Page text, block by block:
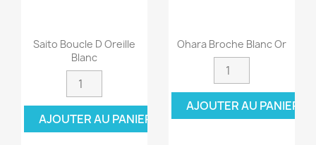
Saito Boucle D Oreille
Blanc
AJOUTER AU PANIER
Ohara Broche Blanc Or
AJOUTER AU PANIER